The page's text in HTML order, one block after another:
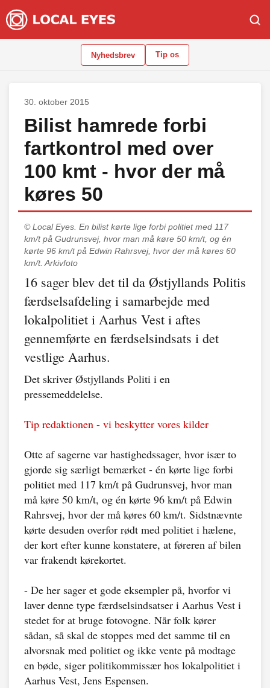
Nyhedsbrev Tip os
30. oktober 2015
Bilist hamrede forbi
fartkontrol med over
100 kmt - hvor der må
køres 50
© Local Eyes. En bilist kørte lige forbi politiet med 117
km/t på Gudrunsvej, hvor man må køre 50 km/t, og én
kørte 96 km/t på Edwin Rahrsvej, hvor der må køres 60
km/t. Arkivfoto
16 sager blev det til da Østjyllands Politis
færdselsafdeling i samarbejde med
lokalpolitiet i Aarhus Vest i aftes
gennemførte en færdselsindsats i det
vestlige Aarhus.
Det skriver Østjyllands Politi i en
pressemeddelelse.
Tip redaktionen - vi beskytter vores kilder
Otte af sagerne var hastighedssager, hvor især to
gjorde sig særligt bemærket - én kørte lige forbi
politiet med 117 km/t på Gudrunsvej, hvor man
må køre 50 km/t, og én kørte 96 km/t på Edwin
Rahrsvej, hvor der må køres 60 km/t. Sidstnævnte
kørte desuden overfor rødt med politiet i hælene,
der kort efter kunne konstatere, at føreren af bilen
var frakendt kørekortet.
- De her sager et gode eksempler på, hvorfor vi
laver denne type færdselsindsatser i Aarhus Vest i
stedet for at bruge fotovogne. Når folk kører
sådan, så skal de stoppes med det samme til en
alvorsnak med politiet og ikke vente på modtage
en bøde, siger politikommissær hos lokalpolitiet i
Aarhus Vest, Jens Espensen.